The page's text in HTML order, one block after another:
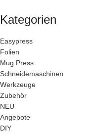
Kategorien
Easypress
Folien
Mug Press
Schneidemaschinen
Werkzeuge
Zubehör
NEU
Angebote
DIY